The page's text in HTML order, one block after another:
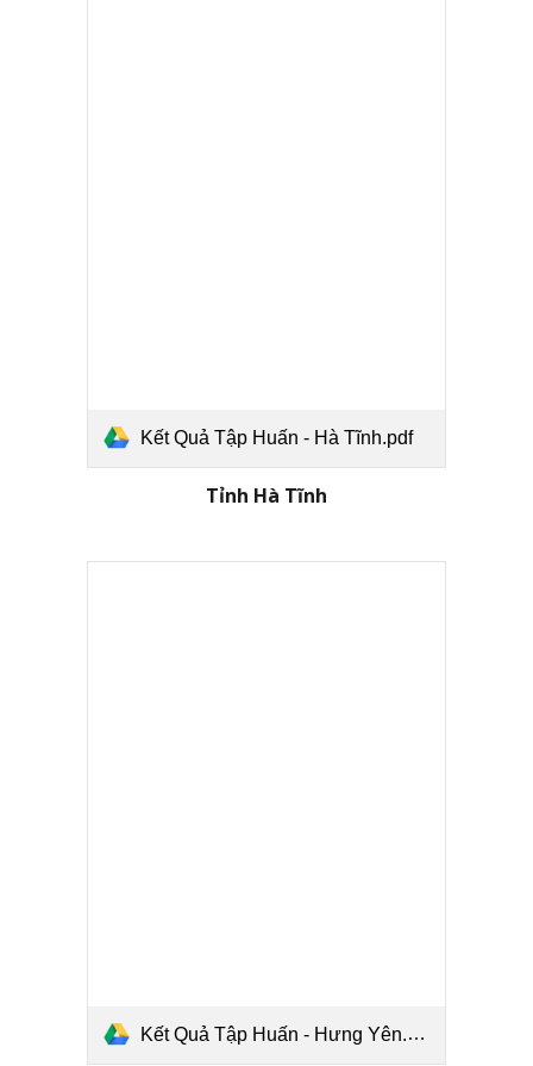
Kết Quả Tập Huấn - Hà Tĩnh.pdf
Tỉnh Hà Tĩnh
Kết Quả Tập Huấn - Hưng Yên.pdf